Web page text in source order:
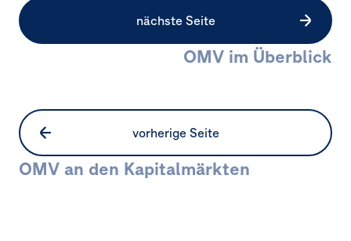
vorherige Seite
OMV an den Kapitalmärkten
nächste Seite
OMV im Überblick